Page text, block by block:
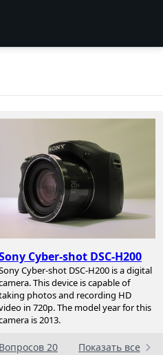
Cyber-shot DSC-H200
Cyber-shot DSC-H200 is a digital
This device is capable of
photos and recording HD
in 720p. The model year for this
is 2013.
Вопросов 20 Показать все